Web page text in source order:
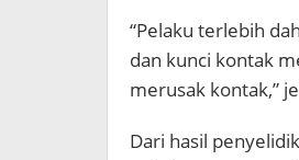
“Pelaku terlebih
dan kunci kontak
merusak kontak,”
Dari hasil